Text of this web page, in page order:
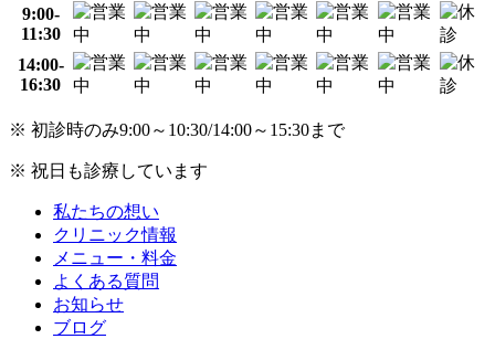
9:00-
11:30
14:00-
16:30
※ 初診時のみ9:00～10:30/14:00～15:30まで
※ 祝日も診療しています
私たちの想い
クリニック情報
メニュー・料金
よくある質問
お知らせ
ブログ